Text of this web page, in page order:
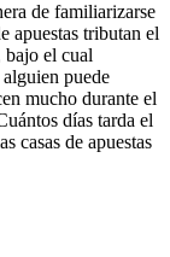
de familiarizarse
apuestas tributan el
bajo el cual
puede
mucho durante el
días tarda el
casas de apuestas